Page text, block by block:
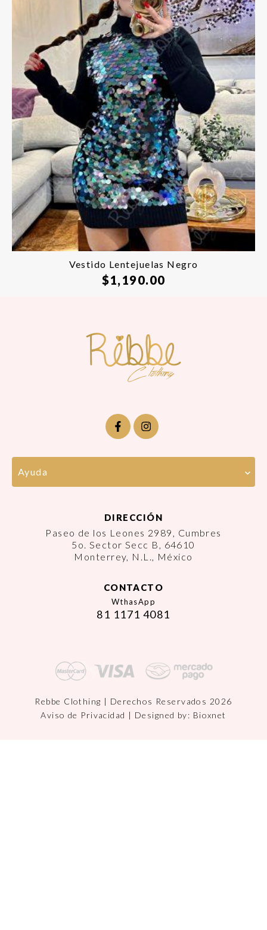
Vestido Lentejuelas Negro
$1,190.00
Ayuda
DIRECCIÓN
Paseo de los Leones 2989, Cumbres
5o. Sector Secc B, 64610
Monterrey, N.L., México
CONTACTO
WthasApp
81 1171 4081
Rebbe Clothing | Derechos Reservados 2026
Aviso de Privacidad | Designed by: Bioxnet